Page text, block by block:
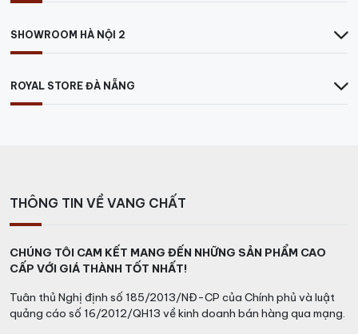
SHOWROOM HÀ NỘI 2
ROYAL STORE ĐÀ NẴNG
THÔNG TIN VỀ VANG CHẤT
CHÚNG TÔI CAM KẾT MANG ĐẾN NHỮNG SẢN PHẨM CAO
CẤP VỚI GIÁ THÀNH TỐT NHẤT!
Tuân thủ Nghị định số 185/2013/NĐ-CP của Chính phủ và luật
quảng cáo số 16/2012/QH13 về kinh doanh bán hàng qua mạng.